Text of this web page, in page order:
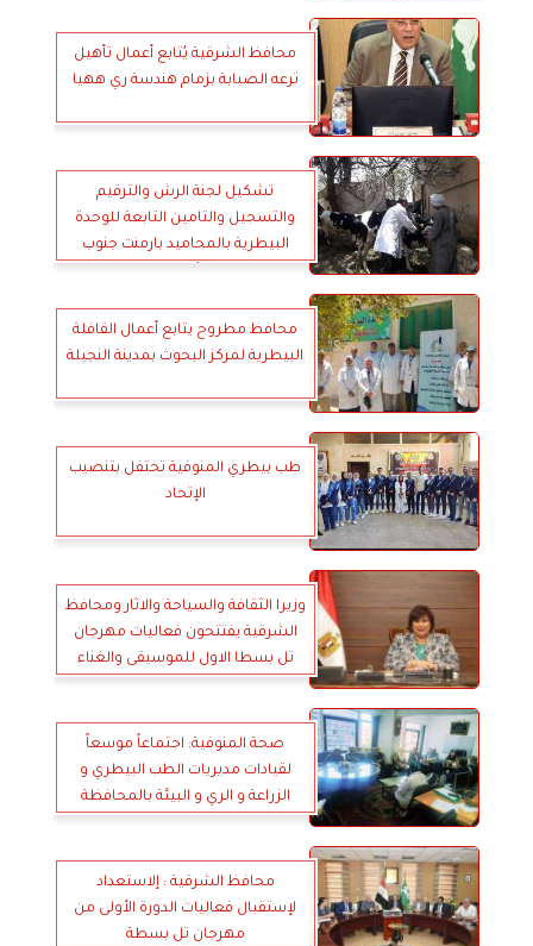
محافظ الشرقية يُتابع أعمال تأهيل
ترعه الصبابة بزمام هندسة ري ههيا
تشكيل لجنة الرش والترقيم
والتسجيل والتامين التابعة للوحدة
البيطرية بالمحاميد بارمنت جنوب
محافظ مطروح يتابع أعمال القافلة
البيطرية لمركز البحوث بمدينة النجيلة
طب بيطري المنوفية تحتفل بتنصيب
الإتحاد
وزيرا الثقافة والسياحة والاثار ومحافظ
الشرقية يفتتحون فعاليات مهرجان
تل بسطا الاول للموسيقى والغناء
صحة المنوفية: اجتماعاً موسعاً
لقيادات مديريات الطب البيطري و
الزراعة و الري و البيئة بالمحافظة
محافظ الشرقية : إلاستعداد
لإستقبال فعاليات الدورة الأولى من
مهرجان تل بسطة